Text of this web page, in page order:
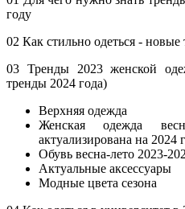
году
02 Как стильно одеться -
03 Тренды 2023 женской
тренды 2024 года)
Верхняя одежда
Женская одежда
актуализирована на 2024
Обувь весна-лето 2023-
Актуальные аксессуары
Модные цвета сезона